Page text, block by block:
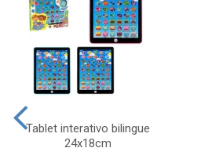
Tablet interativo bilingue
24x18cm